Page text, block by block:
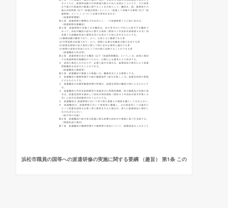
浜松市職員の国等への派遣研修の実施に関する要綱 （趣旨） 第1条 この